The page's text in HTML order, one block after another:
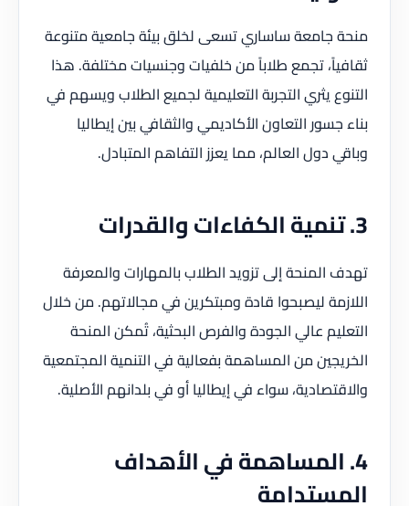
منحة جامعة ساساري تسعى لخلق بيئة جامعية متنوعة
ثقافياً، تجمع طلاباً من خلفيات وجنسيات مختلفة. هذا
التنوع يثري التجربة التعليمية لجميع الطلاب ويسهم في
بناء جسور التعاون الأكاديمي والثقافي بين إيطاليا
وباقي دول العالم، مما يعزز التفاهم المتبادل.
3. تنمية الكفاءات والقدرات
تهدف المنحة إلى تزويد الطلاب بالمهارات والمعرفة
اللازمة ليصبحوا قادة ومبتكرين في مجالاتهم. من خلال
التعليم عالي الجودة والفرص البحثية، تُمكن المنحة
الخريجين من المساهمة بفعالية في التنمية المجتمعية
والاقتصادية، سواء في إيطاليا أو في بلدانهم الأصلية.
4. المساهمة في الأهداف
المستدامة